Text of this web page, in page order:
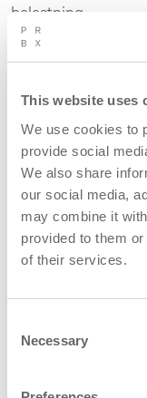
This website uses
We use cookies to
provide social
We also share
our social media,
may combine it
provided to them
of their services.
Selection
Necessary
belastning.
større antal af
mekaniske
konceptet: ”Ét
Sammen med
kombineret med
ENAR150D
schweizerkniv for